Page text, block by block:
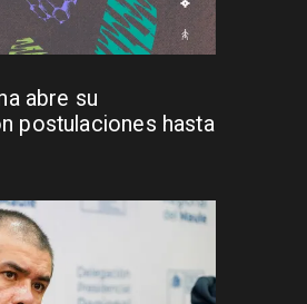
abre su
postulaciones hasta